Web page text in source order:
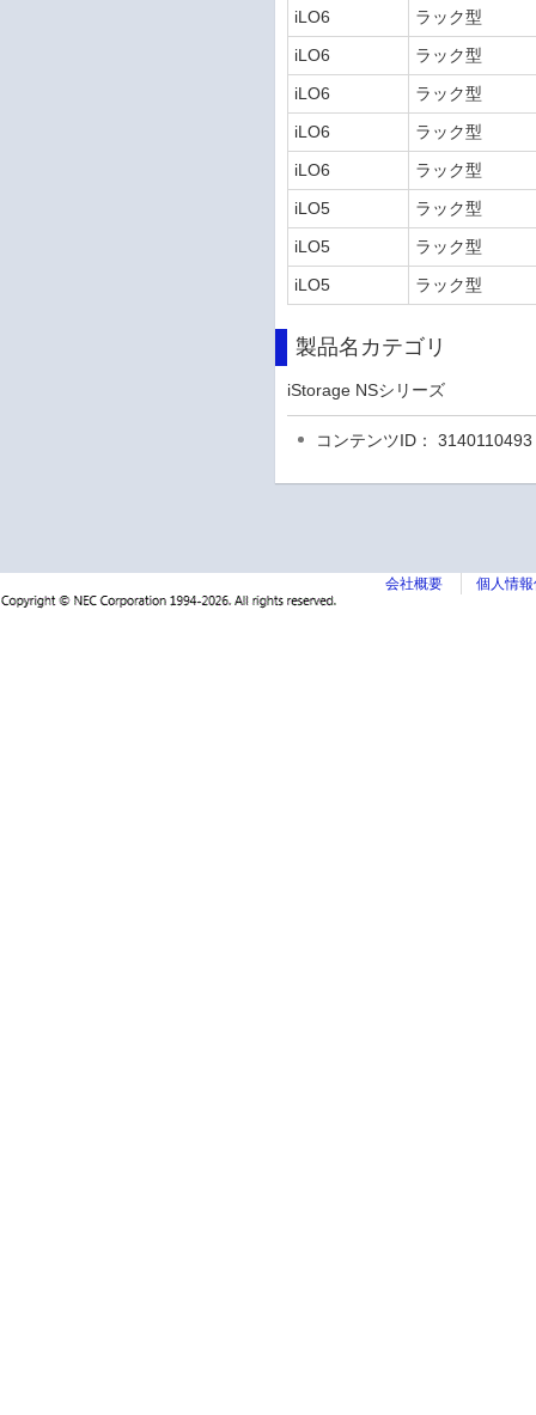
iLO6
ラック型
iLO6
ラック型
iLO6
ラック型
iLO6
ラック型
iLO6
ラック型
iLO5
ラック型
iLO5
ラック型
iLO5
ラック型
製品名カテゴリ
iStorage NSシリーズ
コンテンツID： 3140110493
会社概要 個人情